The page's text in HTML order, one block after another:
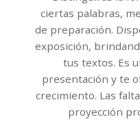
ciertas palabras,
de preparación.
exposición,
tus textos. Es
presentación y te
crecimiento. Las
proyección